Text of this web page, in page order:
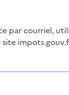
par courriel,